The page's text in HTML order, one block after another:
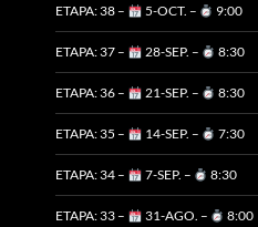
ETAPA: 38 – 5-OCT. – 9:00
ETAPA: 37 – 28-SEP. – 8:30
ETAPA: 36 – 21-SEP. – 8:30
ETAPA: 35 – 14-SEP. – 7:30
ETAPA: 34 – 7-SEP. – 8:30
ETAPA: 33 – 31-AGO. – 8:00